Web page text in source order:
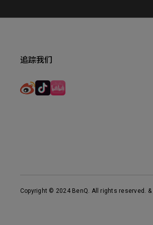
追踪我们
Copyright © 2024 BenQ. All rights reserved. &